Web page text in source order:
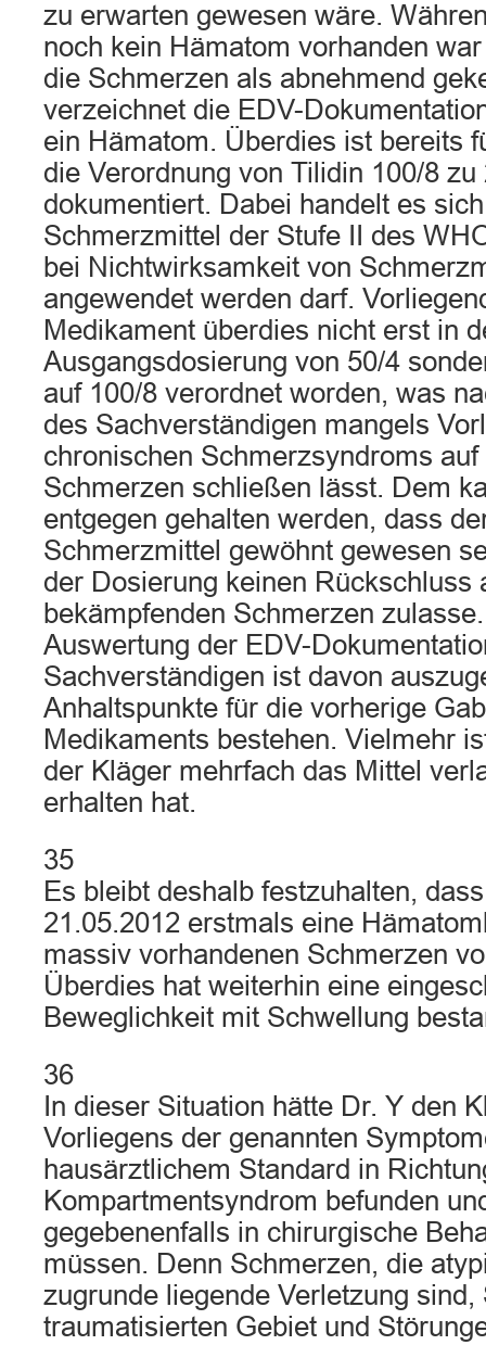
zu erwarten gewesen wäre.
noch kein Hämatom vorhanden
die Schmerzen als abnehmend
verzeichnet die EDV-
ein Hämatom. Überdies ist bereits
die Verordnung von Tilidin 100/8 zu
dokumentiert. Dabei handelt es
Schmerzmittel der Stufe II des
bei Nichtwirksamkeit von
angewendet werden darf.
Medikament überdies nicht erst in
Ausgangsdosierung von 50/4
auf 100/8 verordnet worden, was
des Sachverständigen mangels
chronischen Schmerzsyndroms
Schmerzen schließen lässt. Dem
entgegen gehalten werden, dass
Schmerzmittel gewöhnt gewesen
der Dosierung keinen Rückschluss
bekämpfenden Schmerzen
Auswertung der EDV-
Sachverständigen ist davon
Anhaltspunkte für die vorherige
Medikaments bestehen. Vielmehr
der Kläger mehrfach das Mittel
erhalten hat.
35
Es bleibt deshalb festzuhalten,
21.05.2012 erstmals eine
massiv vorhandenen Schmerzen
Überdies hat weiterhin eine
Beweglichkeit mit Schwellung
36
In dieser Situation hätte Dr. Y den
Vorliegens der genannten
hausärztlichem Standard in
Kompartmentsyndrom befunden
gegebenenfalls in chirurgische
müssen. Denn Schmerzen, die
zugrunde liegende Verletzung
traumatisierten Gebiet und